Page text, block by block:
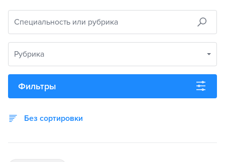
Специальность или рубрика
Рубрика
Фильтры
Без сортировки